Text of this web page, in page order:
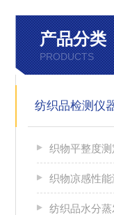
产品分类
PRODUCTS
纺织品检测仪
织物平整度测
织物凉感性能
纺织品水分